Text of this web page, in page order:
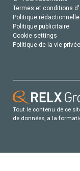
Termes et conditions
Politique rédactionnelle
Politique publicitaire
Cookie settings
Politique de la vie privée
Tout le contenu de ce
de données, a la